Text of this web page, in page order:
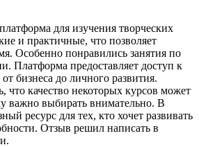
для изучения творческих
и практичные, что позволяет
Особенно понравились занятия по
Платформа предоставляет доступ к
бизнеса до личного развития.
что качество некоторых курсов может
важно выбирать внимательно. В
ресурс для тех, кто хочет развивать
Отзыв решил написать в